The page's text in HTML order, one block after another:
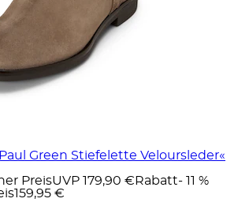
Green Stiefelette Veloursleder«
PreisUVP 179,90 € Rabatt- 11 %
159,95 €